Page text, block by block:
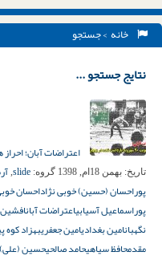
خانه > جستجو
نتایج جستجو ...
اعتراضات آبان؛ احراز هویت ۹۰ شهروند بازداشت شده
تاریخ: بهمن 18ام, 1398 گروه: slide
,
پوراحسان (حسین) خوبی نژاداحسان
پوراسماعیل آسیابیاعتراضات آبانافشین
نگهبانامین بغدادیامین جعفریبهزاد کوه
مقدمحافظ سیاهیحامد صالحیحسین